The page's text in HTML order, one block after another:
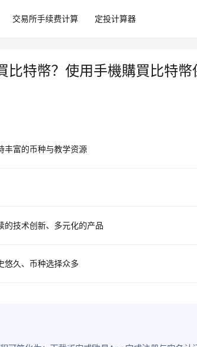
交易所手续费计算 定投计算器
比特幣？使用手機購買比特
丰富的币种与教学资源
的技术创新、多元化的产品
悠久、币种选择众多